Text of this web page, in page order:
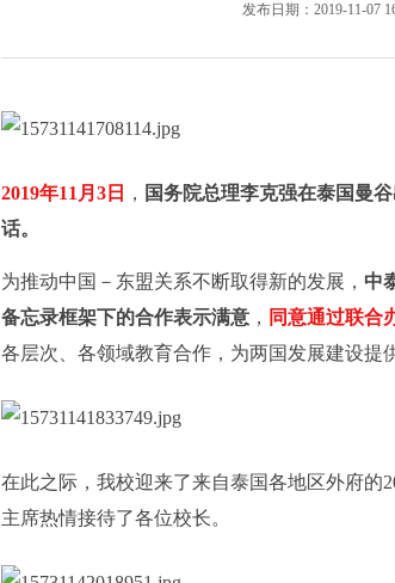
发布日期：2019-11-07
2019年11 月 3 日 ， 国务院总理李克强在泰国曼
话。
为推动中国－东盟关系不断取得新的发展， 中
备忘录框架下的合作表示满意 ， 同意通过联合
各层次、各领域教育合作，为两国发展建设提
在此之际，我校迎来了来自泰国各地区外府的
主席热情接待了各位校长。